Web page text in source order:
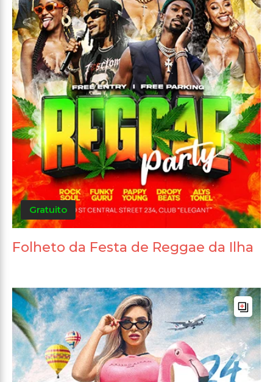
Gratuito
Folheto da Festa de Reggae da Ilha